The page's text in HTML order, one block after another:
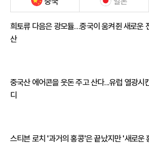
희토류 다음은 광모듈…중국이 움켜쥔 새로운
산
중국산 에어콘을 웃돈 주고 산다...유럽 열광시
디
스티븐 로치 '과거의 홍콩'은 끝났지만 '새로운